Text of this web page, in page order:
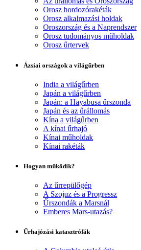
Orosz hordozórakéták
Orosz alkalmazási holdak
Oroszország és a Naprendszer
Orosz tudományos műholdak
Orosz űrtervek
Ázsiai országok a világűrben
India a világűrben
Japán a világűrben
Japán: a Hayabusa űrszonda
Japán és az űrállomás
Kína a világűrben
A kínai űrhajó
Kínai műholdak
Kínai rakéták
Hogyan működik?
Az űrrepülőgép
A Szojuz és a Progressz
Űrszondák a Marsnál
Emberes Mars-utazás?
Űrhajózási katasztrófák